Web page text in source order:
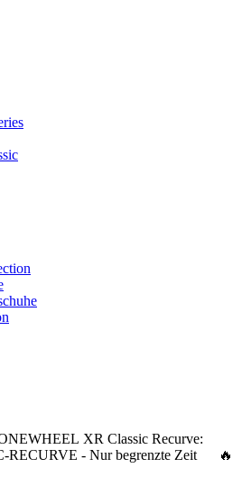
XR Classic Recurve:
RECURVE - Nur begrenzte Zeit 🔥